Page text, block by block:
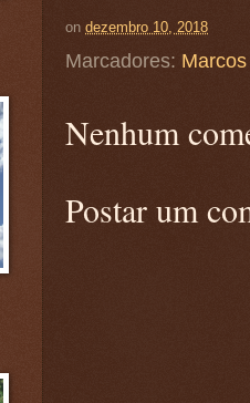
on dezembro 10, 2018
Marcadores:
Nenhum
Postar um